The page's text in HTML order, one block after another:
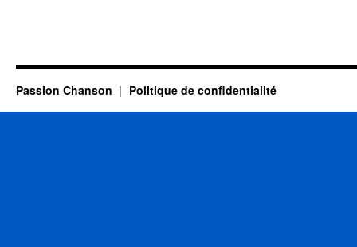
Passion Chanson Politique de confidentialité